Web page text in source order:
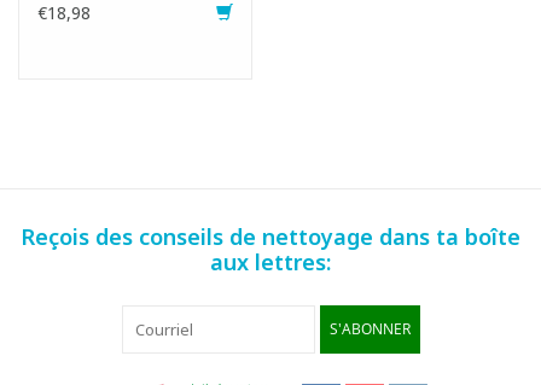
€18,98
Reçois des conseils de nettoyage dans ta boîte
aux lettres:
S'ABONNER